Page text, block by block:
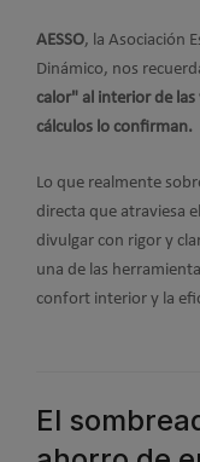
AESSO, la Asociación
Dinámico, nos
calor" al interior de
cálculos lo confirman.
Lo que realmente
directa que atraviesa
divulgar con rigor y
una de las
confort interior y la
El